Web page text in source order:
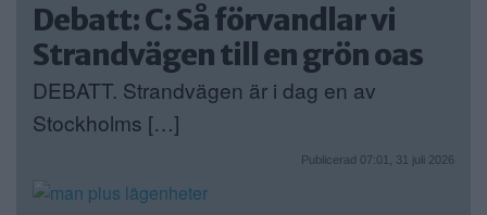
Debatt: C: Så förvandlar vi
Strandvägen till en grön oas
DEBATT. Strandvägen är i dag en av
Stockholms […]
Publicerad 07:01, 31 juli 2026